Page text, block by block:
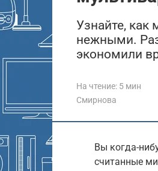
Узнайте, как
нежными.
экономили
На чтение: 5 мин
Смирнова
Вы когда-
считанные